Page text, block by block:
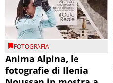
FOTOGRAFIA
Anima Alpina, le
fotografie di Ilenia